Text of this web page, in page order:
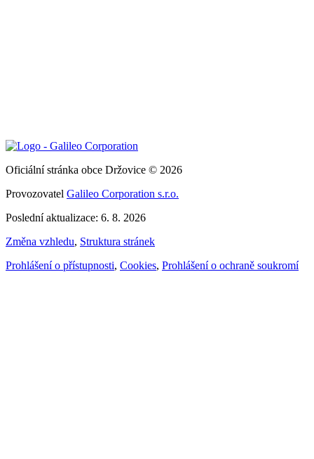
Oficiální stránka obce Držovice © 2026
Provozovatel Galileo Corporation s.r.o.
Poslední aktualizace: 6. 8. 2026
Změna vzhledu, Struktura stránek
Prohlášení o přístupnosti, Cookies, Prohlášení o ochraně soukromí